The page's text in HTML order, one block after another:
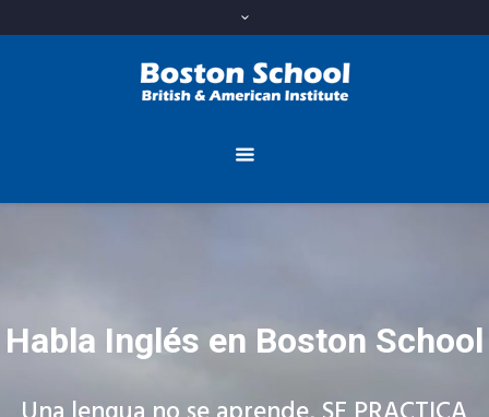
Habla Inglés en Boston School